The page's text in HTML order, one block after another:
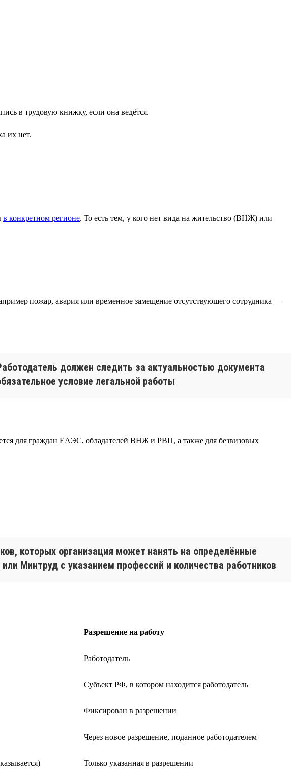
в трудовую книжку, если она ведётся.
их нет.
в конкретном регионе. То есть тем, у кого нет вида на жительство (ВНЖ) или
пожар, авария или временное замещение отсутствующего сотрудника —
должен следить за актуальностью документа
условие легальной работы
для граждан ЕАЭС, обладателей ВНЖ и РВП, а также для безвизовых
которых организация может нанять на определённые
Минтруд с указанием профессий и количества работников
Разрешение на работу
Работодатель
Субъект РФ, в котором находится работодатель
Фиксирован в разрешении
Через новое разрешение, поданное работодателем
Только указанная в разрешении